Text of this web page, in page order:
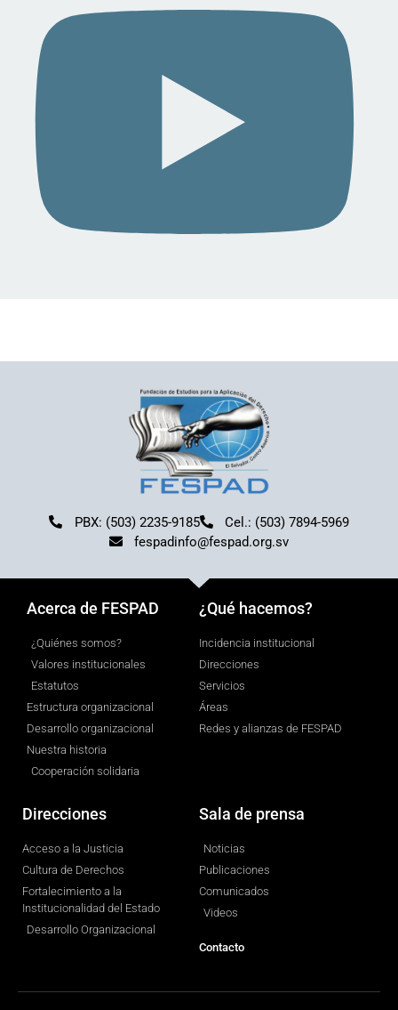
PBX: (503) 2235-9185
Cel.: (503) 7894-5969
fespadinfo@fespad.org.sv
Acerca de FESPAD
¿Quiénes somos?
Valores institucionales
Estatutos
Estructura organizacional
Desarrollo organizacional
Nuestra historia
Cooperación solidaria
¿Qué hacemos?
Incidencia institucional
Direcciones
Servicios
Áreas
Redes y alianzas de FESPAD
Direcciones
Acceso a la Justicia
Cultura de Derechos
Fortalecimiento a la
Institucionalidad del Estado
Desarrollo Organizacional
Sala de prensa
Noticias
Publicaciones
Comunicados
Videos
Contacto